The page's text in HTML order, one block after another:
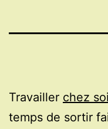
Travailler chez soi
temps de sortir